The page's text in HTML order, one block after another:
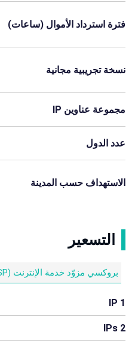
فترة استرداد الأموال (ساعات)
نسخة تجريبية مجانية
مجموعة عناوين IP
عدد الدول
الاستهداف حسب المدينة
التسعير
بروكسي مزوّد خدمة الإنترنت (ISP)
1 IP
2 IPs